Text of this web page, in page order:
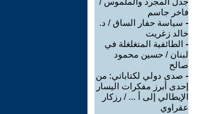
فاخر جاسم
- سياسة حفار الساق / د.
خالد زغريت
- الطائفية المتغلغلة في
لبنان / حسين محمود
صالح
- صدى دولي لكتاباتي: من
إحدى أبرز مفكرات اليسار
الإيطالي إلى أ ... / رزكار
عقراوي